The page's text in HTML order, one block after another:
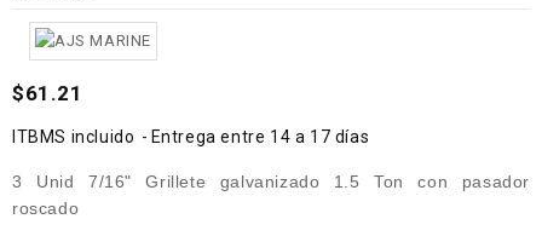
$61.21
ITBMS incluido Entrega entre 14 a 17 días
3 Unid 7/16" Grillete galvanizado 1.5 Ton con pasador
roscado